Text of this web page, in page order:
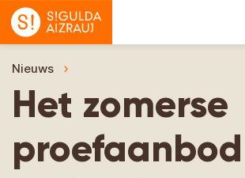
Nieuws
Het zomerse
proefaanbod